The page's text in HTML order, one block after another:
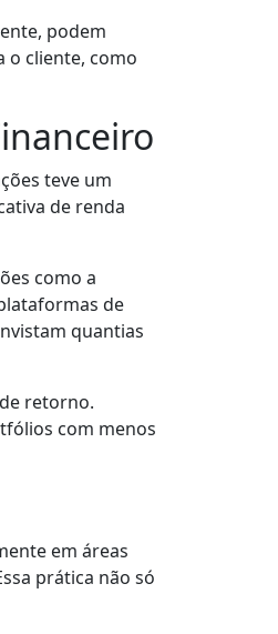
podem
o cliente, como
teve um
de renda
como a
de
quantias
retorno.
com menos
em áreas
prática não só